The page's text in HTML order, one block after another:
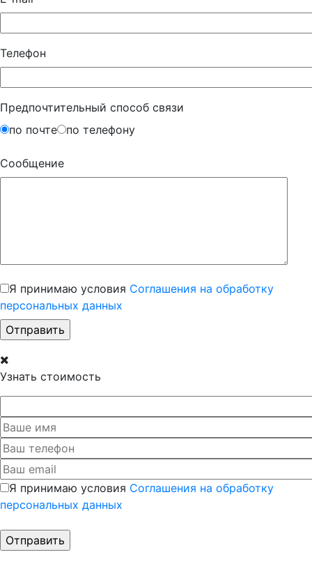
Телефон
Предпочтительный способ связи
по почте
по телефону
Сообщение
Я принимаю условия Соглашения на обработку
персональных данных
Узнать стоимость
Я принимаю условия Соглашения на обработку
персональных данных